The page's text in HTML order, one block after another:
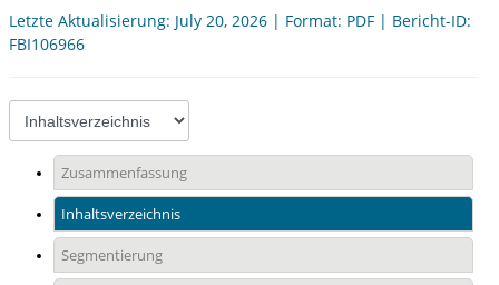
Letzte Aktualisierung: July 20, 2026 | Format: PDF | Bericht-ID:
FBI106966
Zusammenfassung
Inhaltsverzeichnis
Segmentierung